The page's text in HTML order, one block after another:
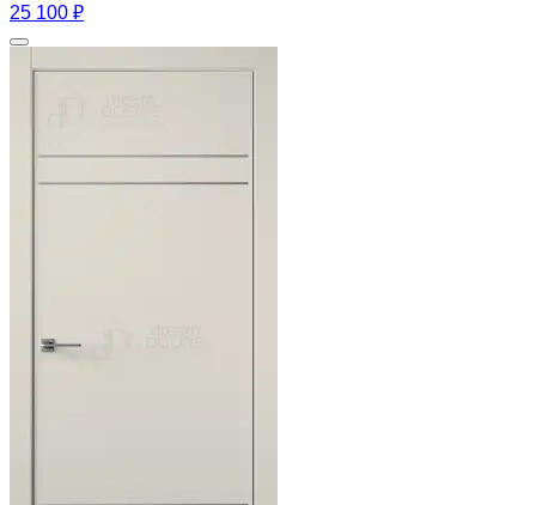
25 100 ₽